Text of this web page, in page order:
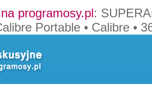
programosy.pl:
Portable • Calibre •